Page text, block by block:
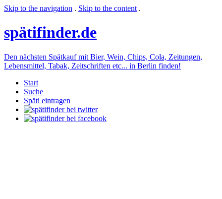
Skip to the navigation . Skip to the content .
spätifinder.de
Den nächsten Spätkauf mit Bier, Wein, Chips, Cola, Zeitungen,
Lebensmittel, Tabak, Zeitschriften etc... in Berlin finden!
Start
Suche
Späti eintragen